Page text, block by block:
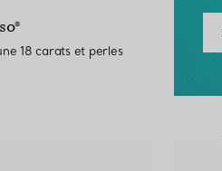
18 carats et perles